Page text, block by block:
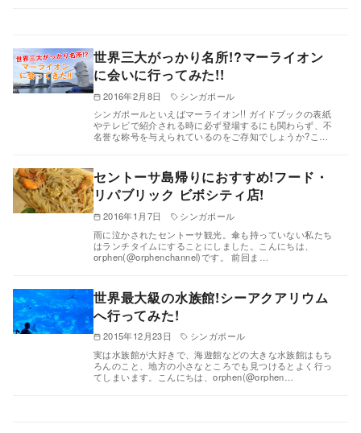
世界三大がっかり名所!?マーライオン
に会いに行ってみた!!
2016年2月8日
シンガポール
シンガポールといえばマーライオン!! ガイドブックの表紙
やテレビで紹介される時に必ず登場するにも関わらず、不
名誉な称号を与えられているのをご存知でしょうか?こ…
セントーサ島帰りにおすすめ!フード・
リパブリック ビボシティ店!
2016年1月7日
シンガポール
雨に泣かされたセントーサ観光。傘も持っていない私たち
はランチタイムにすることにしました。こんにちは、
orphen(@orphenchannel)です。 前回ま…
世界最大級の水族館!シーアクアリウム
へ行ってみた!
2015年12月23日
シンガポール
実は水族館が大好きで、海遊館などの大きな水族館はもち
ろんのこと、地方の小さなところでも見つけるとよく行っ
てしまいます。こんにちは、orphen(@orphen…